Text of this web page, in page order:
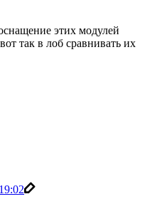
этих модулей
так в лоб сравнивать их